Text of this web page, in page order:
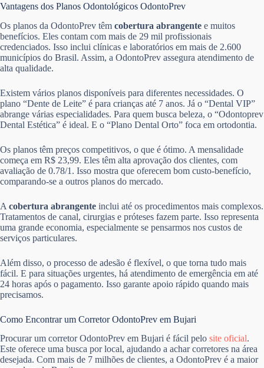
Vantagens dos Planos Odontológicos OdontoPrev
Os planos da OdontoPrev têm cobertura abrangente e muitos
benefícios. Eles contam com mais de 29 mil profissionais
credenciados. Isso inclui clínicas e laboratórios em mais de 2.600
municípios do Brasil. Assim, a OdontoPrev assegura atendimento de
alta qualidade.
Existem vários planos disponíveis para diferentes necessidades. O
plano “Dente de Leite” é para crianças até 7 anos. Já o “Dental VIP”
abrange várias especialidades. Para quem busca beleza, o “Odontoprev
Dental Estética” é ideal. E o “Plano Dental Orto” foca em ortodontia.
Os planos têm preços competitivos, o que é ótimo. A mensalidade
começa em R$ 23,99. Eles têm alta aprovação dos clientes, com
avaliação de 0.78/1. Isso mostra que oferecem bom custo-benefício,
comparando-se a outros planos do mercado.
A cobertura abrangente inclui até os procedimentos mais complexos.
Tratamentos de canal, cirurgias e próteses fazem parte. Isso representa
uma grande economia, especialmente se pensarmos nos custos de
serviços particulares.
Além disso, o processo de adesão é flexível, o que torna tudo mais
fácil. E para situações urgentes, há atendimento de emergência em até
24 horas após o pagamento. Isso garante apoio rápido quando mais
precisamos.
Como Encontrar um Corretor OdontoPrev em Bujari
Procurar um corretor OdontoPrev em Bujari é fácil pelo site oficial.
Este oferece uma busca por local, ajudando a achar corretores na área
desejada. Com mais de 7 milhões de clientes, a OdontoPrev é a maior